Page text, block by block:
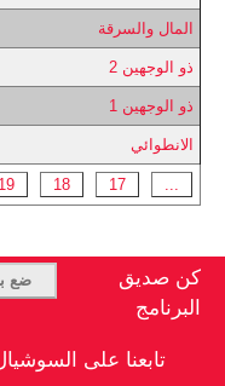
المال والسرقة
ذو الوجهين 2
ذو الوجهين 1
الانطوائي
...
17
18
19
كن صديق
البرنامج
تابعنا على